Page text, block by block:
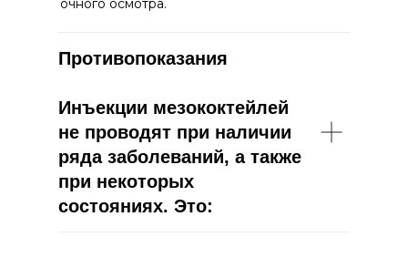
очного осмотра.
Противопоказания
Инъекции мезококтейлей
не проводят при наличии
ряда заболеваний, а также
при некоторых
состояниях. Это: